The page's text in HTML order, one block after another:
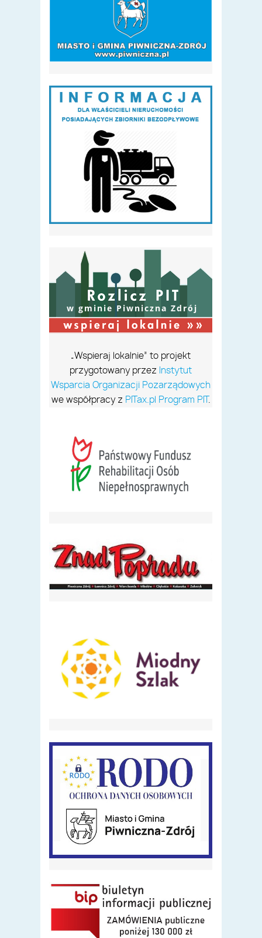
w gminie Piwniczna Zdrój
„Wspieraj lokalnie” to projekt
przygotowany przez Instytut
Wsparcia Organizacji Pozarządowych
we współpracy z PITax.pl Program PIT .